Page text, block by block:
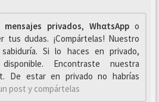
mensajes privados, WhαtsAppo
tus dudas. ¡Compártelas! Nuestro
Si lo haces en privado,
Encontraste nuestra
De estar en privado no habrías
post y compártelas